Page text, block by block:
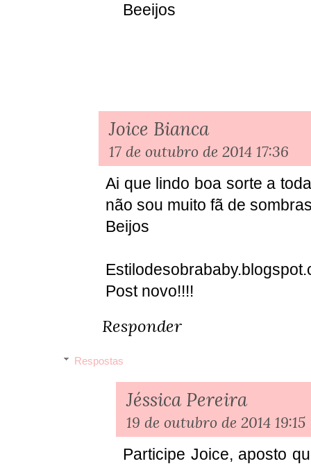
Beeijos
Joice Bianca
17 de outubro de 2014 17:36
Ai que lindo boa sorte a
não sou muito fã de
Beijos
Post novo!!!!
Responder
Respostas
Jéssica Pereira
19 de outubro de 2014 19:15
Participe Joice, aposto